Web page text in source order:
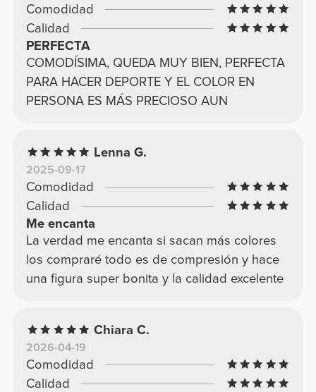
Comodidad
Calidad
PERFECTA
COMODÍSIMA, QUEDA MUY BIEN, PERFECTA
PARA HACER DEPORTE Y EL COLOR EN
PERSONA ES MÁS PRECIOSO AUN
Lenna G.
2025-09-17
Comodidad
Calidad
Me encanta
La verdad me encanta si sacan más colores
los compraré todo es de compresión y hace
una figura super bonita y la calidad excelente
Chiara C.
2026-04-19
Comodidad
Calidad